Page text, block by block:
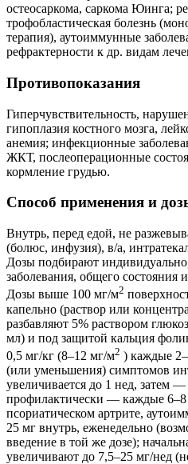
остеосаркома, саркома Юинга;
трофобластическая болезнь
терапия), аутоиммунные
рефрактерности к др. видам
Противопоказания
Гиперчувствительность,
гипоплазия костного мозга,
анемия; инфекционные
ЖКТ, послеоперационные
кормление грудью.
Способ применения и
Внутрь, перед едой, не
(болюс, инфузия), в/а,
Дозы подбирают
заболевания, общего состояния
Дозы выше 100 мг/м2
капельно (раствор или
разбавляют 5% раствором
мл) и под защитой кальция
0,5 мг/кг (8–12 мг/м2 ) каждые
(или уменьшения) симптомов
увеличивается до 1 нед, затем —
профилактически — каждые 6–8
псориатическом артрите,
25 мг внутрь, еженедельно
введение в той же дозе);
увеличивают до 7,5–25 мг/нед